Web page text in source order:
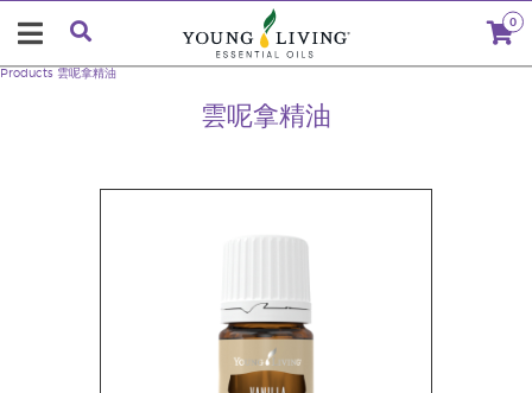
0
雲呢拿精油
Products 雲呢拿精油